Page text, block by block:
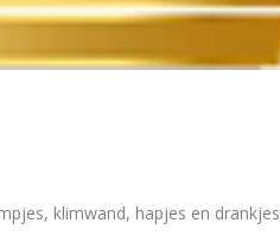
klimwand, hapjes en drankjes